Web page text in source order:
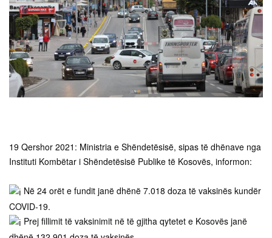
19 Qershor 2021: Ministria e Shëndetësisë, sipas të dhënave nga
Instituti Kombëtar i Shëndetësisë Publike të Kosovës, informon:
Në 24 orët e fundit janë dhënë 7.018 doza të vaksinës kundër
COVID-19.
Prej fillimit të vaksinimit në të gjitha qytetet e Kosovës janë